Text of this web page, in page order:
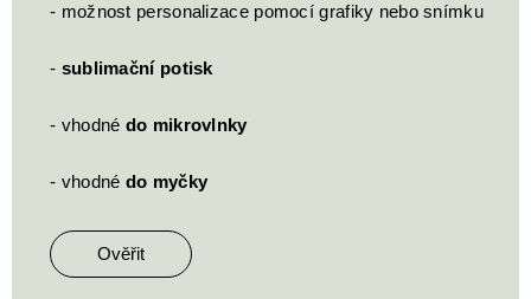
- možnost personalizace pomocí grafiky nebo snímku
- sublimační potisk
- vhodné do mikrovlnky
- vhodné do myčky
Ověřit